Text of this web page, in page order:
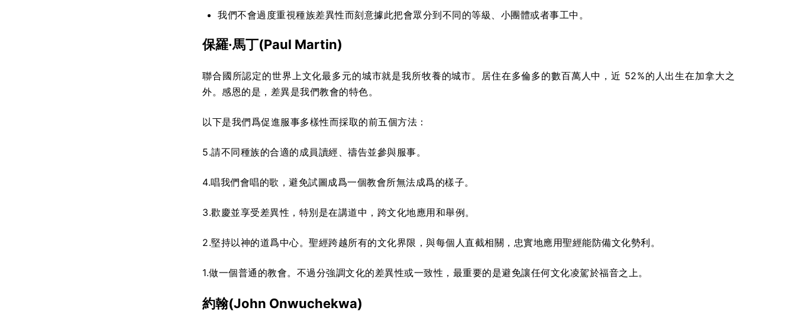
我們不會過度重視種族差異性而刻意據此把會眾分到不同的等級、小團體或者事工中。
保羅·馬丁(Paul Martin)
聯合國所認定的世界上文化最多元的城市就是我所牧養的城市。居住在多倫多的數百萬人中，近 52%的人出生在加拿大之
外。感恩的是，差異是我們教會的特色。
以下是我們爲促進服事多樣性而採取的前五個方法：
5.請不同種族的合適的成員讀經、禱告並參與服事。
4.唱我們會唱的歌，避免試圖成爲一個教會所無法成爲的樣子。
3.歡慶並享受差異性，特別是在講道中，跨文化地應用和舉例。
2.堅持以神的道爲中心。聖經跨越所有的文化界限，與每個人直截相關，忠實地應用聖經能防備文化勢利。
1.做一個普通的教會。不過分強調文化的差異性或一致性，最重要的是避免讓任何文化凌駕於福音之上。
約翰(John Onwuchekwa)